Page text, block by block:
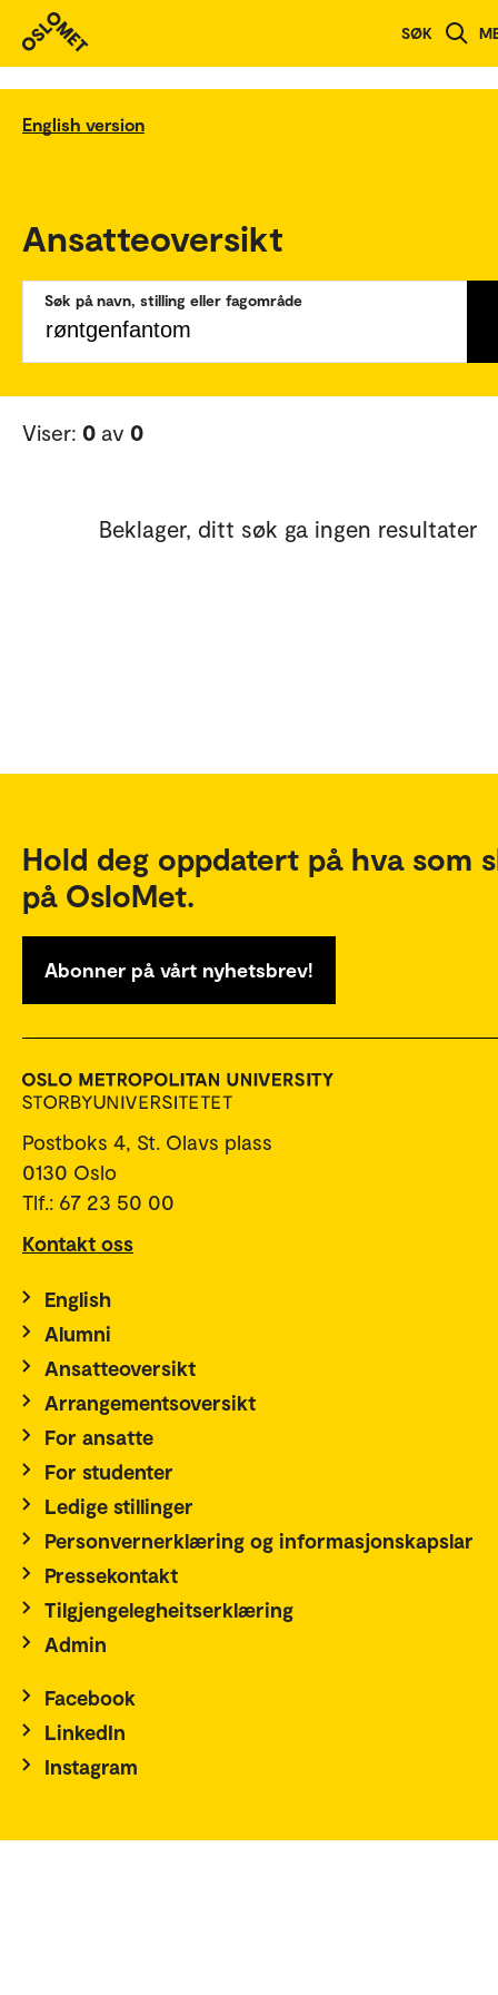
SØK
English version
Ansatteoversikt
Søk på navn, stilling eller fagområde
Viser: 0 av 0
Beklager, ditt søk ga ingen resultater
Hold deg oppdatert på hva som
på OsloMet.
Abonner på vårt nyhetsbrev!
Postboks 4, St. Olavs plass
0130 Oslo
Tlf.: 67 23 50 00
Kontakt oss
English
Alumni
Ansatteoversikt
Arrangementsoversikt
For ansatte
For studenter
Ledige stillinger
Personvernerklæring og informasjonskapslar
Pressekontakt
Tilgjengelegheitserklæring
Admin
Facebook
LinkedIn
Instagram